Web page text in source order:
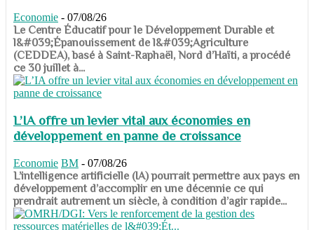
Economie - 07/08/26
​​​​​​​Le Centre Éducatif pour le Développement Durable et
l&#039;Épanouissement de l&#039;Agriculture
(CEDDEA), basé à Saint-Raphaël, Nord d’Haïti, a procédé
ce 30 juillet à...
L’IA offre un levier vital aux économies en
développement en panne de croissance
Economie BM - 07/08/26
​​​​​​​L’intelligence artificielle (IA) pourrait permettre aux pays en
développement d’accomplir en une décennie ce qui
prendrait autrement un siècle, à condition d’agir rapide...